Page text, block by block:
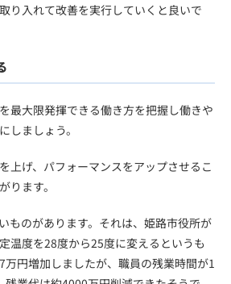
り入れて改善を実行していくと良いで
最大限発揮できる働き方を把握し働きや
しましょう。
上げ、パフォーマンスをアップさせるこ
ります。
ものがあります。それは、姫路市役所が
温度を28度から25度に変えるというも
万円増加しましたが、職員の残業時間が1